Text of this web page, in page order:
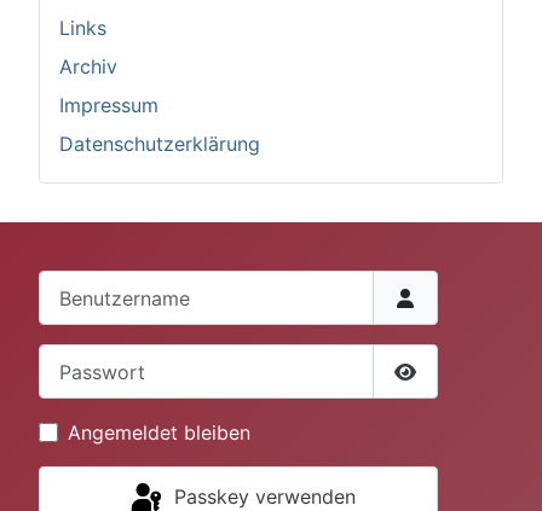
Links
Archiv
Impressum
Datenschutzerklärung
Passwort
Angemeldet bleiben
Passkey verwenden